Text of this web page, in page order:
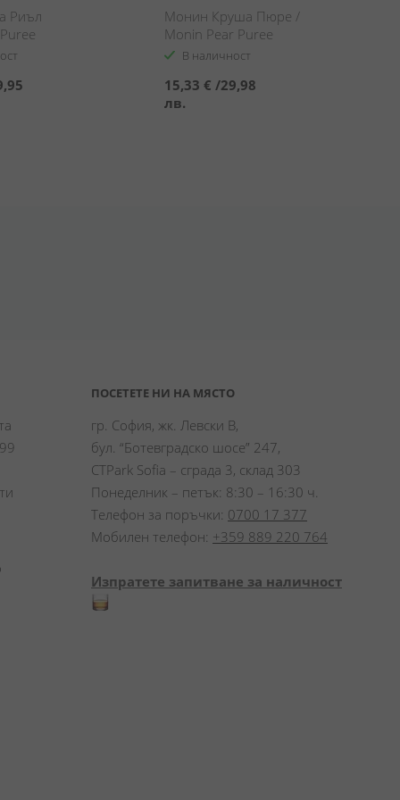
Риъл
Premium
Монин Круша Пюре /
Monin Pear Puree
В наличност
15,33 € /29,98
лв.
ПОСЕТЕТЕ НИ НА МЯСТО
гр. София, жк. Левски В,
бул. “Ботевградско шосе” 247,
CTPark Sofia – сграда 3, склад 303
Понеделник – петък: 8:30 – 16:30 ч.
Телефон за поръчки: 0700 17 377
Мобилен телефон: +359 889 220 764
Изпратете запитване за наличност